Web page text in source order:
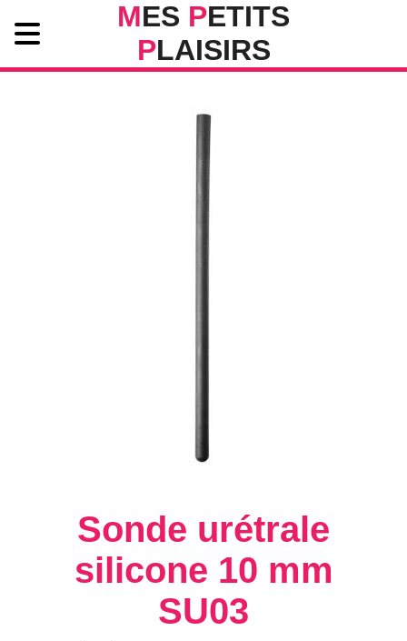
MES PETITS
PLAISIRS
Sonde urétrale
silicone 10 mm
SU03